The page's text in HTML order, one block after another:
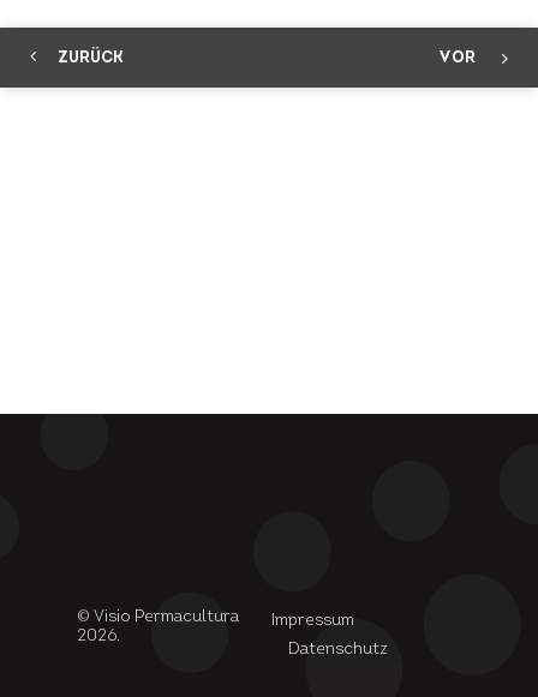
ZURÜCK VOR
© Visio Permacultura
2026.
Impressum
Datenschutz